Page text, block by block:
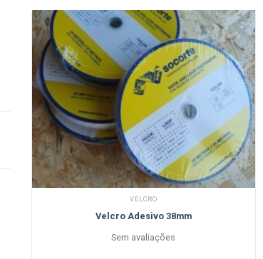
VELCRO
Velcro Adesivo 38mm
Sem avaliações